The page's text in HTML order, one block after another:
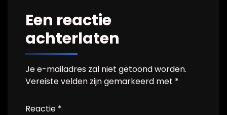
Een reactie
achterlaten
Je e-mailadres zal niet getoond worden.
Vereiste velden zijn gemarkeerd met *
Reactie *